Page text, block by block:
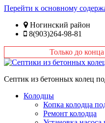
Перейти к основному
Ногинский район
8(903)264-98-81
Только до
Септик из бетонных колец
Колодцы
Копка колодца
Ремонт колодца